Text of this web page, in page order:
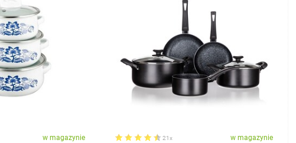
w magazynie 21x w magazynie